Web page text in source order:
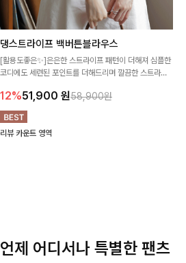
댕스트라이프 백버튼블라우스
[활용도좋은✨]은은한 스트라이프 패턴이 더해져 심플한
코디에도 세련된 포인트를 더해드리며 깔끔한 스트라이
12%51,900 원58,900원
리뷰 카운트 영역
언제 어디서나 특별한 팬츠